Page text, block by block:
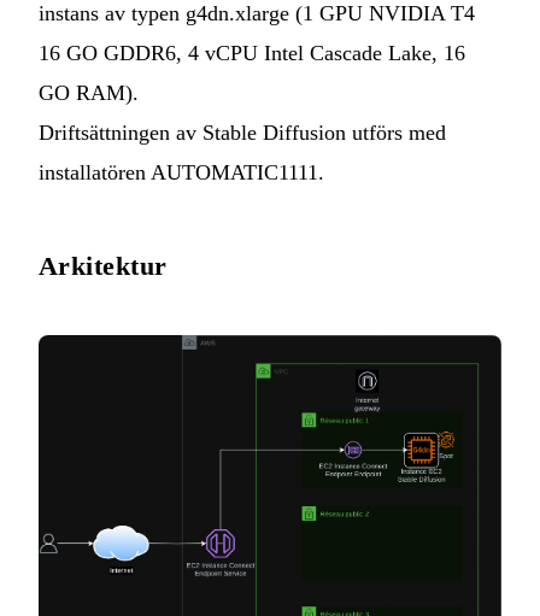
instans av typen g4dn.xlarge (1 GPU NVIDIA T4
16 GO GDDR6, 4 vCPU Intel Cascade Lake, 16
GO RAM).
Driftsättningen av Stable Diffusion utförs med
installatören AUTOMATIC1111.
Arkitektur